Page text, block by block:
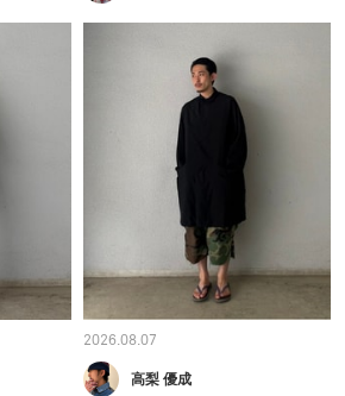
2026.08.07
高梨 優成